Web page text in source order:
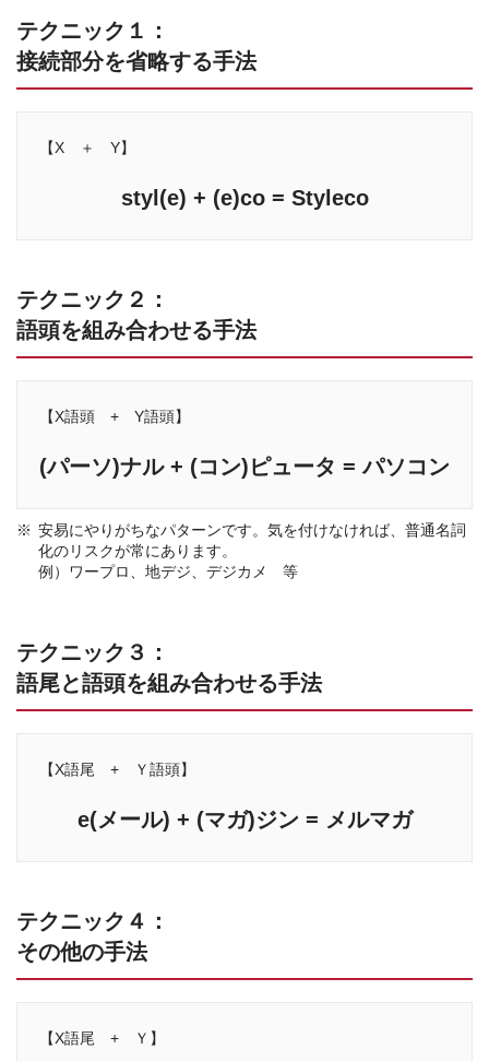
テクニック１：
接続部分を省略する手法
【X ＋ Y】
styl(e) + (e)co = Styleco
テクニック２：
語頭を組み合わせる手法
【X語頭 + Y語頭】
(パーソ)ナル + (コン)ピュータ = パソコン
安易にやりがちなパターンです。気を付けなければ、普通名詞
化のリスクが常にあります。
例）ワープロ、地デジ、デジカメ 等
テクニック３：
語尾と語頭を組み合わせる手法
【X語尾 + Ｙ語頭】
e(メール) + (マガ)ジン = メルマガ
テクニック４：
その他の手法
【X語尾 + Ｙ】